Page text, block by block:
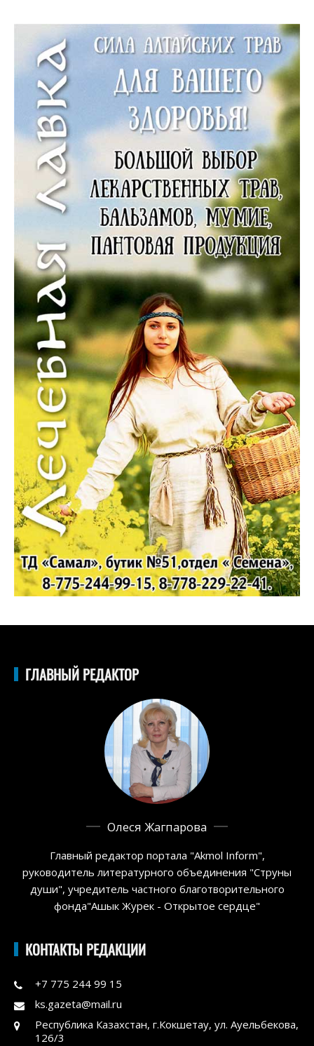
ГЛАВНЫЙ РЕДАКТОР
Олеся Жагпарова
Главный редактор портала "Akmol Inform",
руководитель литературного объединения "Струны
души", учредитель частного благотворительного
фонда"Ашык Журек - Открытое сердце"
КОНТАКТЫ РЕДАКЦИИ
+7 775 244 99 15
ks.gazeta@mail.ru
Республика Казахстан, г.Кокшетау, ул. Ауельбекова,
126/3